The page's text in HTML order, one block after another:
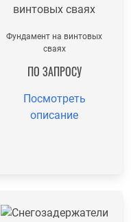
Фундамент на винтовых
сваях
ПО ЗАПРОСУ
Посмотреть
описание